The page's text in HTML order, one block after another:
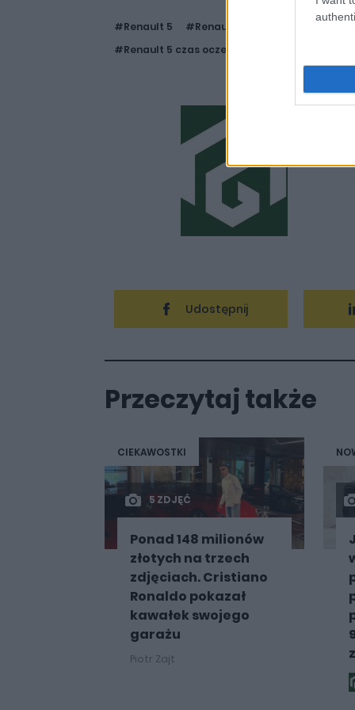
#Renault 5 #Renault 5 cena
#Renault 5 czas oczekiwania
Udostępnij
Przeczytaj także
CIEKAWOSTKI
5 ZDJĘĆ
Ponad 148 milionów
złotych na trzech
zdjęciach. Cristiano
Ronaldo pokazał
kawałek swojego
garażu
Piotr Zajt